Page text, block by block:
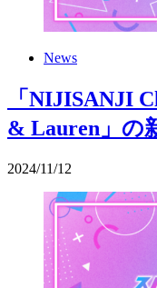
News
「NIJISANJI
& Lauren」の
2024/11/12